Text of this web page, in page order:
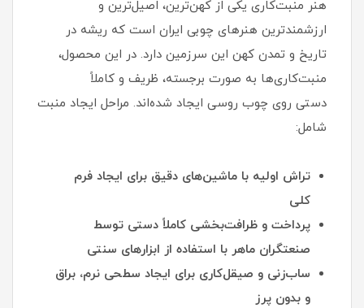
هنر منبت‌کاری یکی از کهن‌ترین، اصیل‌ترین و
ارزشمندترین هنرهای چوبی ایران است که ریشه در
تاریخ و تمدن کهن این سرزمین دارد. در این محصول،
منبت‌کاری‌ها به صورت برجسته، ظریف و کاملاً
دستی روی چوب روسی ایجاد شده‌اند. مراحل ایجاد منبت
شامل:
تراش اولیه با ماشین‌های دقیق برای ایجاد فرم
کلی
پرداخت و ظرافت‌بخشی کاملاً دستی توسط
صنعتگران ماهر با استفاده از ابزارهای سنتی
ساب‌زنی و صیقل‌کاری برای ایجاد سطحی نرم، براق
و بدون پرز